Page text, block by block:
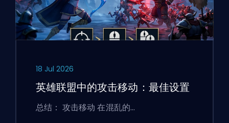
18 Jul 2026
英雄联盟中的攻击移动：最佳设置
总结： 攻击移动 在混乱的…